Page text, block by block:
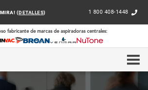
MIRA! (DETALLES) 1 800 408-1448
fabricante de marcas de aspiradoras centrales: